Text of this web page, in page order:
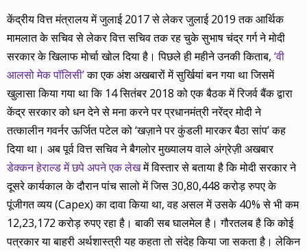
केंद्रीय वित्त मंत्रालय में जुलाई 2017 से लेकर जुलाई 2019 तक आर्थिक
मामलात के सचिव से लेकर वित्त सचिव तक रह चुके सुभाष चंद्र गर्ग ने मोदी
सरकार के खिलाफ मोर्चा खोल दिया है। पिछले ही महीने उनकी किताब, ‘वी
आलसो मेक पॉलिसी’का एक अंश अखबारों में सुर्खियां बन गया था जिसमें
खुलासा किया गया था कि 14 सितंबर 2018 को एक बैठक में रिजर्व बैंक द्वारा
केंद्र सरकार को धन देने से मना करने पर प्रधानमंत्री नरेंद्र मोदी ने
तत्कालीन गवर्नर ऊर्जित पटेल को ‘खज़ाने पर कुंडली मारकर बैठा सांप’ कह
दिया था। अब पूर्व वित्त सचिव ने बैगलोर मुख्यालय वाले अंग्रेज़ी अखबार
डेक्कन हेराल्ड में छपे अपने एक लेखमें विस्तार से बताया है कि मोदी सरकार ने
दूसरे कार्यकाल के दौरान पांच सालो में जिस 30,80,448 करोड़ रुपए के
पूंजीगत व्यय (Capex) का दावा किया था, वह असल में उसके 40% से भी कम
12,23,172 करोड़ रुपए रहा है। बाकी सब घालमेल है। गौरतलब है कि कोई
पत्रकार या बाहरी अर्थशास्त्री यह कहता तो संदेह किया जा सकता है। लेकिन